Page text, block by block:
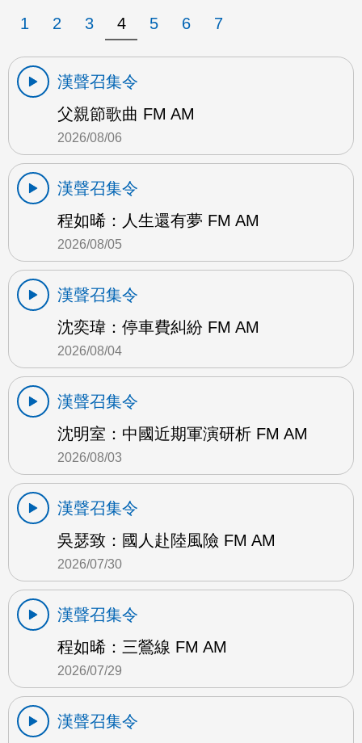
1 2 3 4 5 6 7
漢聲召集令
父親節歌曲 FM AM
2026/08/06
漢聲召集令
程如晞：人生還有夢 FM AM
2026/08/05
漢聲召集令
沈奕瑋：停車費糾紛 FM AM
2026/08/04
漢聲召集令
沈明室：中國近期軍演研析 FM AM
2026/08/03
漢聲召集令
吳瑟致：國人赴陸風險 FM AM
2026/07/30
漢聲召集令
程如晞：三鶯線 FM AM
2026/07/29
漢聲召集令